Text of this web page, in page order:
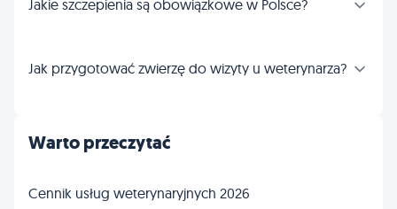
Jakie szczepienia są obowiązkowe w Polsce?
Jak przygotować zwierzę do wizyty u weterynarza?
Warto przeczytać
Cennik usług weterynaryjnych 2026